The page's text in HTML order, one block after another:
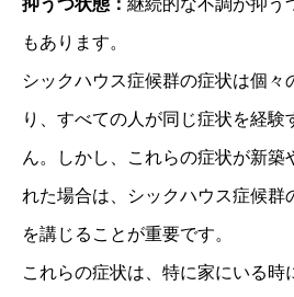
もあります。
シックハウス症候群の症状は個々
り、すべての人が同じ症状を経験
ん。しかし、これらの症状が新築
れた場合は、シックハウス症候群
を講じることが重要です。
これらの症状は、特に家にいる時